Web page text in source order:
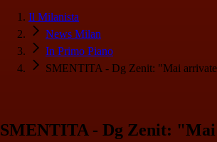
Il Milanista
News Milan
In Primo Piano
SMENTITA - Dg Zenit: "Mai
SMENTITA - Dg Zenit: